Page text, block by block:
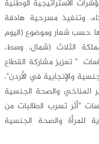
الاستراتيجية الوطنية
وتنفيذ مسرحية هادفة
حسب شعار وموضوع (اليوم
الثلاث (شمال، وسط،
" تعزيز مشاركة القطاع
والإنجابية في الأردن"،
المناخي والصحة الجنسية
"أثر تسرب الطالبات من
للمرأة والصحة الجنسية